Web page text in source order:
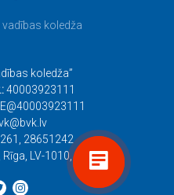
koledža
koledža”
40003923111
28651242
LV-1010, Latvija